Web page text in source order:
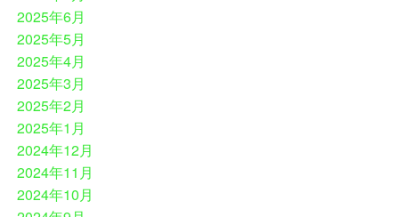
2025年6月
2025年5月
2025年4月
2025年3月
2025年2月
2025年1月
2024年12月
2024年11月
2024年10月